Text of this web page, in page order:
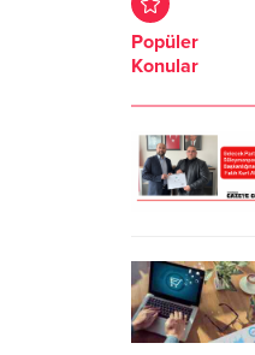
(BAL) çıkartan Mustafa Ülkü ile
anlaştı. Teknik Direktör Mustafa
Ülkü için Tekirdağspor tesislerinde
Mustafa Ülkü, Tekirdağspor
camiasını yakından tanıdığını ifade
ederek, şunları kaydetti;
Popüler
Konular